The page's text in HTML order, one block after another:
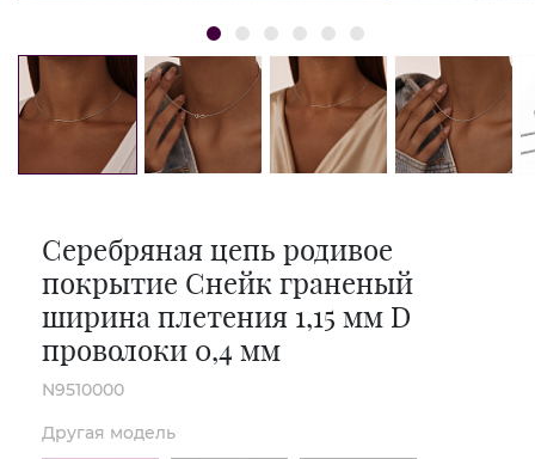
Серебряная цепь родивое
покрытие Снейк граненый
ширина плетения 1,15 мм D
проволоки 0,4 мм
N9510000
Другая модель